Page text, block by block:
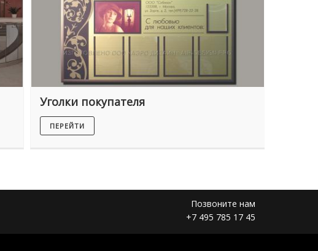
Уголки покупателя
ПЕРЕЙТИ
Позвоните нам
+7 495 785 17 45